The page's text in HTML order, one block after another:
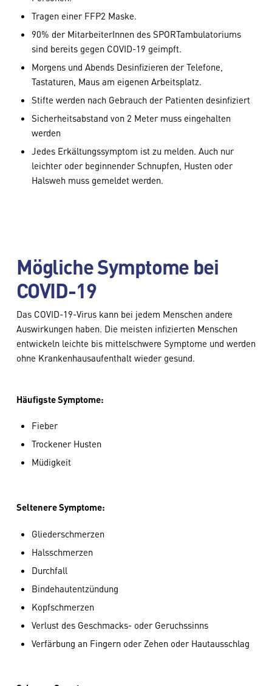
Tragen einer FFP2 Maske.
90% der MitarbeiterInnen des SPORTambulatoriums
sind bereits gegen COVID-19 geimpft.
Morgens und Abends Desinfizieren der Telefone,
Tastaturen, Maus am eigenen Arbeitsplatz.
Stifte werden nach Gebrauch der Patienten desinfiziert
Sicherheitsabstand von 2 Meter muss eingehalten
werden
Jedes Erkältungssymptom ist zu melden. Auch nur
leichter oder beginnender Schnupfen, Husten oder
Halsweh muss gemeldet werden.
Mögliche Symptome bei
COVID-19
Das COVID-19-Virus kann bei jedem Menschen andere
Auswirkungen haben. Die meisten infizierten Menschen
entwickeln leichte bis mittelschwere Symptome und werden
ohne Krankenhausaufenthalt wieder gesund.
Häufigste Symptome:
Fieber
Trockener Husten
Müdigkeit
Seltenere Symptome:
Gliederschmerzen
Halsschmerzen
Durchfall
Bindehautentzündung
Kopfschmerzen
Verlust des Geschmacks- oder Geruchssinns
Verfärbung an Fingern oder Zehen oder Hautausschlag